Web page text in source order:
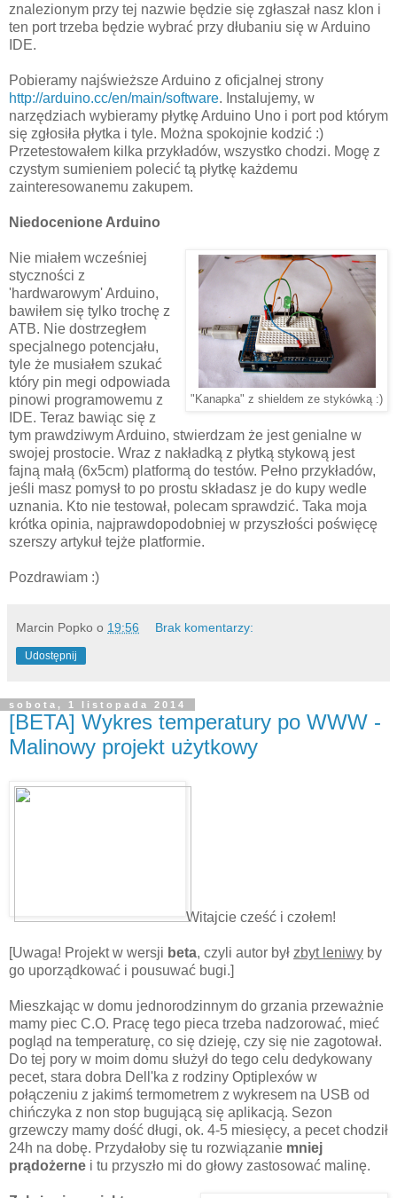
znalezionym przy tej nazwie będzie się zgłaszał nasz klon i
ten port trzeba będzie wybrać przy dłubaniu się w Arduino
IDE.
Pobieramy najświeższe Arduino z oficjalnej strony
http://arduino.cc/en/main/software. Instalujemy, w
narzędziach wybieramy płytkę Arduino Uno i port pod którym
się zgłosiła płytka i tyle. Można spokojnie kodzić :)
Przetestowałem kilka przykładów, wszystko chodzi. Mogę z
czystym sumieniem polecić tą płytkę każdemu
zainteresowanemu zakupem.
Niedocenione Arduino
"Kanapka" z shieldem ze stykówką :)
Nie miałem wcześniej
styczności z
'hardwarowym' Arduino,
bawiłem się tylko trochę z
ATB. Nie dostrzegłem
specjalnego potencjału,
tyle że musiałem szukać
który pin megi odpowiada
pinowi programowemu z
IDE. Teraz bawiąc się z
tym prawdziwym Arduino, stwierdzam że jest genialne w
swojej prostocie. Wraz z nakładką z płytką stykową jest
fajną małą (6x5cm) platformą do testów. Pełno przykładów,
jeśli masz pomysł to po prostu składasz je do kupy wedle
uznania. Kto nie testował, polecam sprawdzić. Taka moja
krótka opinia, najprawdopodobniej w przyszłości poświęcę
szerszy artykuł tejże platformie.
Pozdrawiam :)
Marcin Popko o 19:56 Brak komentarzy:
Udostępnij
sobota, 1 listopada 2014
[BETA] Wykres temperatury po WWW -
Malinowy projekt użytkowy
Witajcie cześć i czołem!
[Uwaga! Projekt w wersji beta, czyli autor był zbyt leniwy by
go uporządkować i pousuwać bugi.]
Mieszkając w domu jednorodzinnym do grzania przeważnie
mamy piec C.O. Pracę tego pieca trzeba nadzorować, mieć
pogląd na temperaturę, co się dzieję, czy się nie zagotował.
Do tej pory w moim domu służył do tego celu dedykowany
pecet, stara dobra Dell'ka z rodziny Optiplexów w
połączeniu z jakimś termometrem z wykresem na USB od
chińczyka z non stop bugującą się aplikacją. Sezon
grzewczy mamy dość długi, ok. 4-5 miesięcy, a pecet chodził
24h na dobę. Przydałoby się tu rozwiązanie mniej
prądożerne i tu przyszło mi do głowy zastosować malinę.